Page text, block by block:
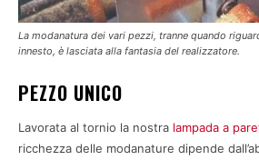
La modanatura dei vari pezzi, tranne quando
innesto, è lasciata alla fantasia del realizzatore.
PEZZO UNICO
Lavorata al tornio la nostra lampada a
ricchezza delle modanature dipende